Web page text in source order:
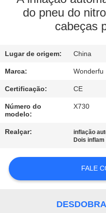
CONTROLE
QUALIDADE
CONTACTE-
NOS
PEÇA
CITAÇÕES
do pneu do
cabeças
Lugar de origem: China
Marca: Wonderfu
Certificação: CE
Número do
modelo:
X730
Realçar: inflação
Dois
FALE